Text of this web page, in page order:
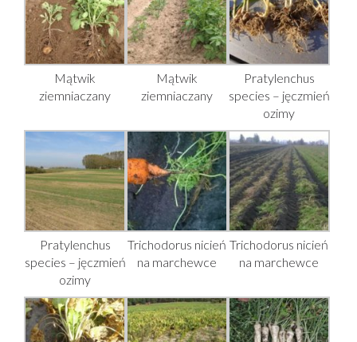
Mątwik
ziemniaczany
Mątwik
ziemniaczany
Pratylenchus
species – jęczmień
ozimy
Pratylenchus
species – jęczmień
ozimy
Trichodorus nicień
na marchewce
Trichodorus nicień
na marchewce